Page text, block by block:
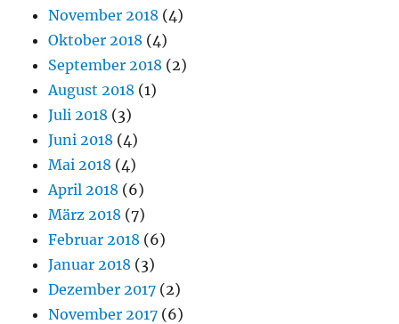
November 2018 (4)
Oktober 2018 (4)
September 2018 (2)
August 2018 (1)
Juli 2018 (3)
Juni 2018 (4)
Mai 2018 (4)
April 2018 (6)
März 2018 (7)
Februar 2018 (6)
Januar 2018 (3)
Dezember 2017 (2)
November 2017 (6)